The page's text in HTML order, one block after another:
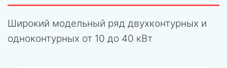
Широкий модельный ряд двухконтурных и
одноконтурных от 10 до 40 кВт